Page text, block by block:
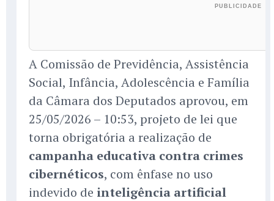
A Comissão de Previdência, Assistência
Social, Infância, Adolescência e Família
da Câmara dos Deputados aprovou, em
25/05/2026 – 10:53, projeto de lei que
torna obrigatória a realização de
campanha educativa contra crimes
cibernéticos, com ênfase no uso
indevido de inteligência artificial